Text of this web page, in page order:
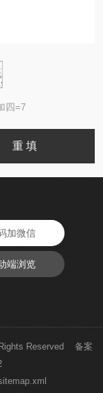
四=7
加微信
端浏览
Reserved 备案